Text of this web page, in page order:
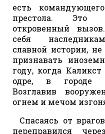
есть
престола. Это
откровенный
себя
славной истории, не
признавать
году, когда
одре, в городе
Возглавив
огнем и мечом
Спасаясь от
переправился